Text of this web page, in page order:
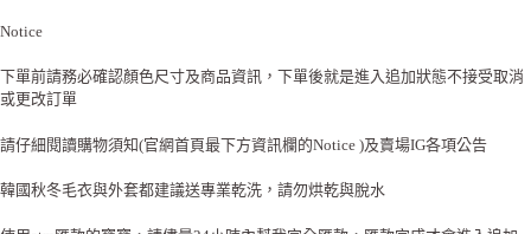
Notice
下單前請務必確認顏色尺寸及商品資訊，下單後就是進入追加狀態不接受取消
或更改訂單
請仔細閱讀購物須知(官網首頁最下方資訊欄的Notice )及賣場IG各項公告
韓國秋冬毛衣與外套都建議送專業乾洗，請勿烘乾與脫水